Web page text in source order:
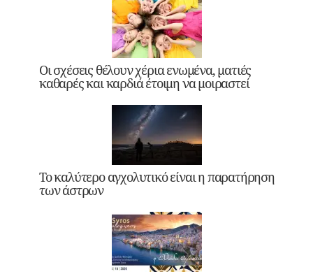
Οι σχέσεις θέλουν χέρια ενωμένα, ματιές
καθαρές και καρδιά έτοιμη να μοιραστεί
Το καλύτερο αγχολυτικό είναι η παρατήρηση
των άστρων